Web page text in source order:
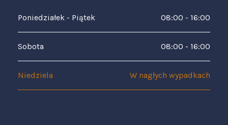
Poniedziałek - Piątek 08:00 - 16:00
Sobota 08:00 - 16:00
Niedziela W nagłych wypadkach